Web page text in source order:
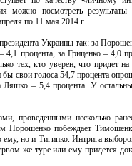
можно посмотреть результаты
по 11 мая 2014 г.
Украины так: за
процента, за Гриценко – 4,0
тех, кто уверен, что придет
бы свои голоса 54,7 процента
Ляшко – 5,4 процента. У
проведенными несколько
Порошенко побеждает
ему, но и Тигипко. Интрига
же туре или ему придется